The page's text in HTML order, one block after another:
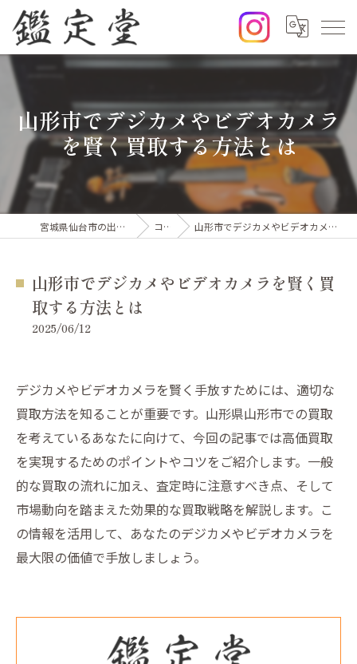
山形市でデジカメやビデオカメラ
を賢く買取する方法とは
宮城県仙台市の出張買取なら鑑定堂 コラム 山形市でデジカメやビデオカメラを賢く買取する方法とは
山形市でデジカメやビデオカメラを賢く買
取する方法とは
2025/06/12
デジカメやビデオカメラを賢く手放すためには、適切な
買取方法を知ることが重要です。山形県山形市での買取
を考えているあなたに向けて、今回の記事では高価買取
を実現するためのポイントやコツをご紹介します。一般
的な買取の流れに加え、査定時に注意すべき点、そして
市場動向を踏まえた効果的な買取戦略を解説します。こ
の情報を活用して、あなたのデジカメやビデオカメラを
最大限の価値で手放しましょう。